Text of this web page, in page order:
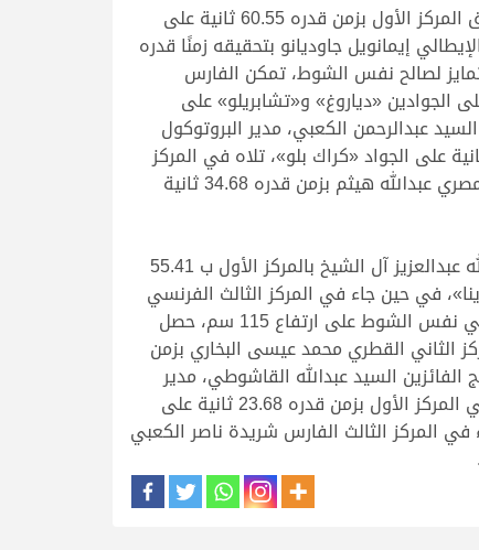
شهدت أولى أشواط الجولة لفئة الثلاث نجوم على ارتفاع 145 سم تألق الفارس السعودي عبدالله الشربتلي، الذي حقق المركز الأول بزمن قدره 60.55 ثانية على
ثانية على الجواد وذنان، في حين جاء الإيطالي إيمانويل جاوديانو بتحقيقه زمنًا قدره
الفائزين الحكم الدولي ماوريس كايلاود. وعلى ارتفاع 140 سم مع جولة تمايز لصالح نفس الشوط، تمكن الفارس
من الحصول على المركزين الأول والثاني بتحقيقه أزمنة قدرها 37.06 ثانية و 37.73 ثانية على الجوادين «دياروغ» و«تشابريلو» على
وقام بتتويج الفائزين السيد عبدالرحمن الكعبي، مدير البروتوكول
وفي شوط الثلاث نجوم على ارتفاع 130 سم، توج البريطاني أوليفر فليتشر بالمركز الأول بزمن قدره 32.78 ثانية على الجواد «كراك بلو»، تلاه في المركز
الثاني السعودي محمد العساكر ب 34.43 ثانية على الجواد «سكوبلينسكي»، في حين جاء في المركز الثالث الفارس المصري عبدالله هيثم بزمن قدره 34.68 ثانية
جاءت منافسات أشواط النجمة قوية للغاية، ففي الشوط الذي أقيم على ارتفاع 125 سم، توج الفارس السعودي عبدالله عبدالعزيز آل الشيخ بالمركز الأول ب 55.41
في المركز الثاني بزمن قدره 55.85 ثانية على الجواد «سارينا»، في حين جاء في المركز الثالث الفرنسي
جيان فرانسوا روندو ب 59.49 ثانية على الجواد «إنتر لاروس»، وقام بتتويج الفائزين الحكم الدولي ماوريس كايلاود. وفي نفس الشوط على ارتفاع 115 سم، حصل
الجواد لي غاردي، وجاء في المركز الثاني القطري محمد عيسى البخاري بزمن
ثانية على الجواد غالاطي. قام بتتويج الفائزين السيد عبدالله القاشوطي، مدير
التسويق والاتصال في البطولة. وفي شوط لفئة الناشئين على ارتفاع 105 سم، حلت الفارسة السعودية حلا الرشيد في المركز الأول بزمن قدره 23.68 ثانية على
24.71 ثانية على الجواد سيليا، في حين جاء في المركز الثالث الفارس شريدة ناصر الكعبي